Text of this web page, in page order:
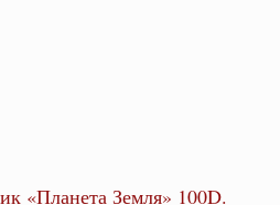
«Планета Земля» 100D.